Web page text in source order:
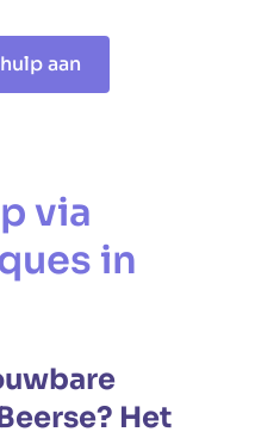
aan
via
in
Het